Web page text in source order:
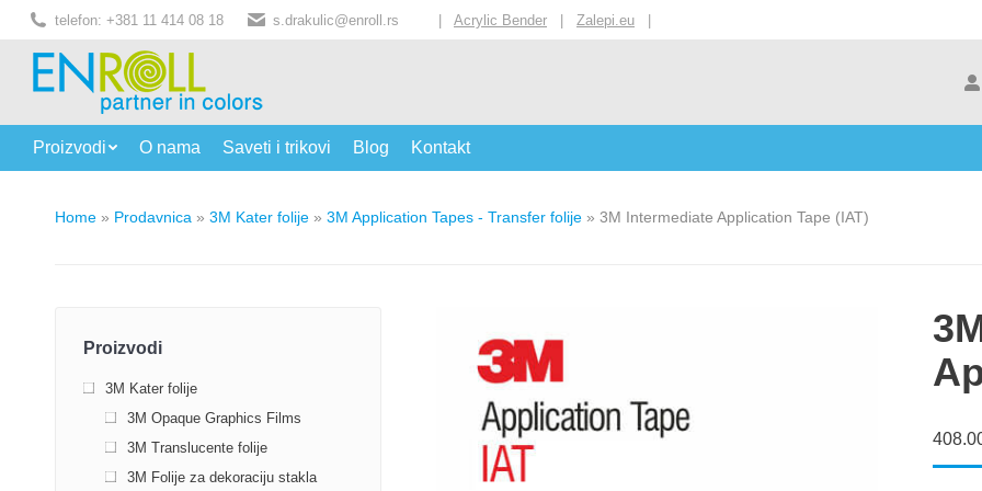
telefon: +381 11 414 08 18 s.drakulic@enroll.rs | Acrylic Bender | Zalepi.eu |
Proizvodi O nama Saveti i trikovi Blog Kontakt
Home » Prodavnica » 3M Kater folije » 3M Application Tapes - Transfer folije » 3M Intermediate Application Tape (IAT)
Proizvodi
3M Kater folije
3M Opaque Graphics Films
3M Translucente folije
3M Folije za dekoraciju stakla